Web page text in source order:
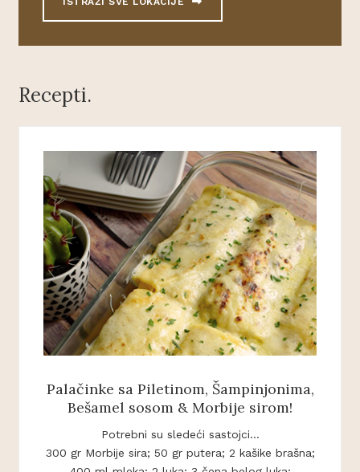
Recepti.
Palačinke sa Piletinom, Šampinjonima,
Bešamel sosom & Morbije sirom!
Potrebni su sledeći sastojci...
300 gr Morbije sira; 50 gr putera; 2 kašike brašna;